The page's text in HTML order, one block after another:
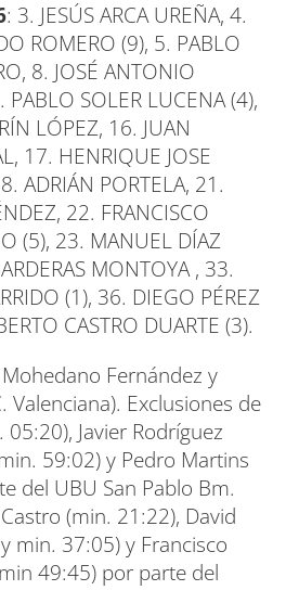
: 3. JESÚS ARCA UREÑA, 4.
ROMERO (9), 5. PABLO
8. JOSÉ ANTONIO
PABLO SOLER LUCENA (4),
LÓPEZ, 16. JUAN
17. HENRIQUE JOSE
ADRIÁN PORTELA, 21.
22. FRANCISCO
(5), 23. MANUEL DÍAZ
MONTOYA , 33.
(1), 36. DIEGO PÉREZ
CASTRO DUARTE (3).
Fernández y
Valenciana). Exclusiones de
05:20), Javier Rodríguez
59:02) y Pedro Martins
del UBU San Pablo Bm.
(min. 21:22), David
min. 37:05) y Francisco
49:45) por parte del